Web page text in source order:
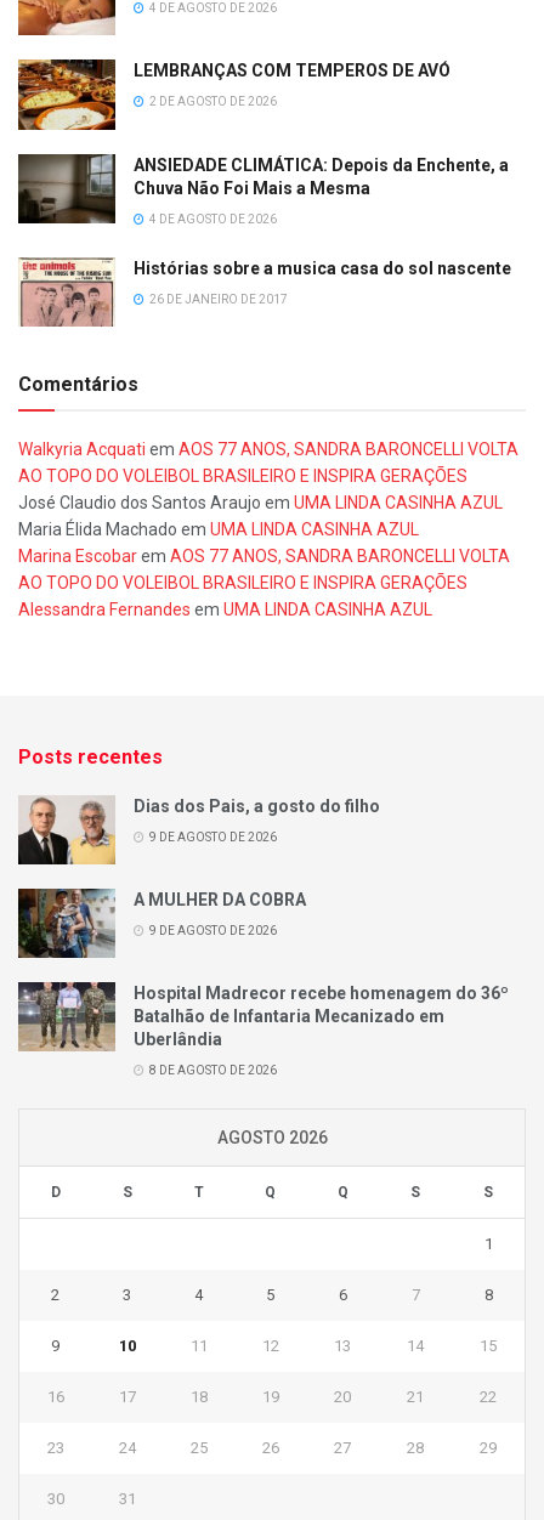
4 DE AGOSTO DE 2026
LEMBRANÇAS COM TEMPEROS DE AVÓ
2 DE AGOSTO DE 2026
ANSIEDADE CLIMÁTICA: Depois da Enchente, a
Chuva Não Foi Mais a Mesma
4 DE AGOSTO DE 2026
Histórias sobre a musica casa do sol nascente
26 DE JANEIRO DE 2017
Comentários
Walkyria Acquati em AOS 77 ANOS, SANDRA BARONCELLI VOLTA
AO TOPO DO VOLEIBOL BRASILEIRO E INSPIRA GERAÇÕES
José Claudio dos Santos Araujo em UMA LINDA CASINHA AZUL
Maria Élida Machado em UMA LINDA CASINHA AZUL
Marina Escobarem AOS 77 ANOS, SANDRA BARONCELLI VOLTA
AO TOPO DO VOLEIBOL BRASILEIRO E INSPIRA GERAÇÕES
Alessandra Fernandes em UMA LINDA CASINHA AZUL
Posts recentes
Dias dos Pais, a gosto do filho
9 DE AGOSTO DE 2026
A MULHER DA COBRA
9 DE AGOSTO DE 2026
Hospital Madrecor recebe homenagem do 36º
Batalhão de Infantaria Mecanizado em
Uberlândia
8 DE AGOSTO DE 2026
AGOSTO 2026
D S T Q Q S S
1
2 3 4 5 6 7 8
9 10 11 12 13 14 15
16 17 18 19 20 21 22
23 24 25 26 27 28 29
30 31